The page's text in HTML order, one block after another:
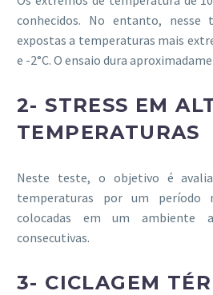
conhecidos. No entanto, nesse
expostas a temperaturas mais
e -2°C. O ensaio dura
2- STRESS EM
TEMPERATURAS
Neste teste, o objetivo é
temperaturas por um período
colocadas em um ambiente
consecutivas.
3- CICLAGEM